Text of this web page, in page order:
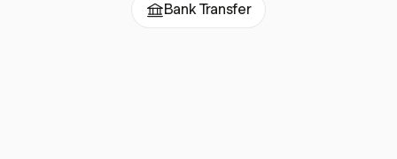
Bank Transfer